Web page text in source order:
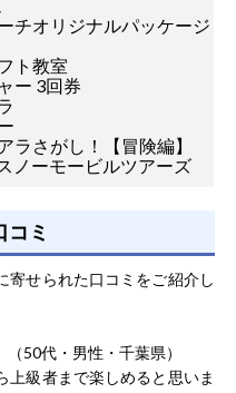
チオリジナルパッケージ
ト教室
ー 3回券
ラさがし！【冒険編】
ノーモービルツアーズ
ミ
寄せられた口コミをご紹介し
50代・男性・千葉県）
上級者まで楽しめると思いま